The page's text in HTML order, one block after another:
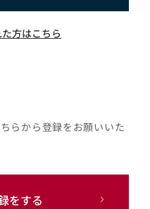
方はこちら
らから登録をお願いいた
をする